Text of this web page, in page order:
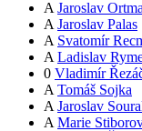
A Jaroslav
A Jaroslav Palas
A Svatomír
A Ladislav
0 Vladimír
A Tomáš Sojka
A Jaroslav
A Marie